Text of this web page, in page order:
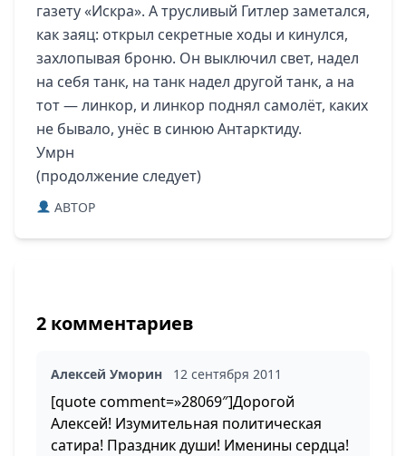
газету «Искра». А трусливый Гитлер заметался,
как заяц: открыл секретные ходы и кинулся,
захлопывая броню. Он выключил свет, надел
на себя танк, на танк надел другой танк, а на
тот — линкор, и линкор поднял самолёт, каких
не бывало, унёс в синюю Антарктиду.
Умрн
(продолжение следует)
ABTOP
2 комментариев
Алексей Уморин 12 сентября 2011
[quote comment=»28069″]Дорогой
Алексей! Изумительная политическая
сатира! Праздник души! Именины сердца!